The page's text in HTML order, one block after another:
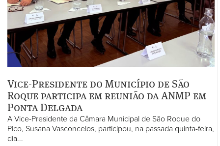
Vice-Presidente do Município de São
Roque participa em reunião da ANMP em
Ponta Delgada
A Vice-Presidente da Câmara Municipal de São Roque do
Pico, Susana Vasconcelos, participou, na passada quinta-feira,
dia...